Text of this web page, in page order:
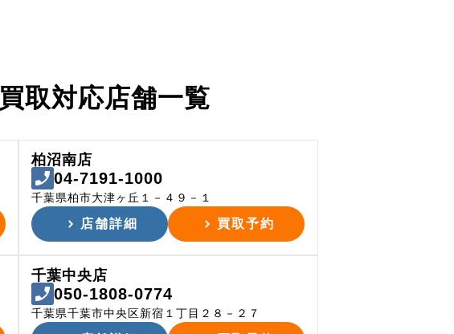
買取対応店舗一覧
柏沼南店
04-7191-1000
千葉県柏市大津ヶ丘１－４９－１
店舗詳細 買取予約
千葉中央店
050-1808-0774
千葉県千葉市中央区新宿１丁目２８－２７